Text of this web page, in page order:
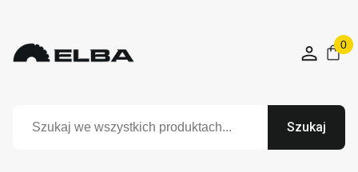
0
Szukaj